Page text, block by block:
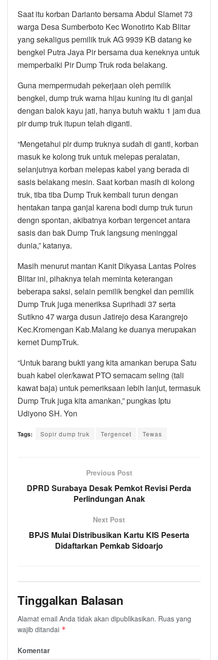
Saat itu korban Darianto bersama Abdul Slamet 73
warga Desa Sumberboto Kec Wonotirto Kab Blitar
yang sekaligus pemilik truk AG 9939 KB datang ke
bengkel Putra Jaya Pir bersama dua keneknya untuk
memperbaiki Pir Dump Truk roda belakang.
Guna mempermudah pekerjaan oleh pemilik
bengkel, dump truk warna hijau kuning itu di ganjal
dengan balok kayu jati, hanya butuh waktu 1 jam dua
pir dump truk itupun telah diganti.
“Mengetahui pir dump truknya sudah di ganti, korban
masuk ke kolong truk untuk melepas peralatan,
selanjutnya korban melepas kabel yang berada di
sasis belakang mesin. Saat korban masih di kolong
truk, tiba tiba Dump Truk kembali turun dengan
hentakan tanpa ganjal karena bodi dump truk turun
dengn spontan, akibatnya korban tergencet antara
sasis dan bak Dump Truk langsung meninggal
dunia,” katanya.
Masih menurut mantan Kanit Dikyasa Lantas Polres
Blitar ini, pihaknya telah meminta keterangan
beberapa saksi, selain pemilik bengkel dan pemilik
Dump Truk juga meneriksa Suprihadi 37 serta
Sutikno 47 warga dusun Jatirejo desa Karangrejo
Kec.Kromengan Kab.Malang ke duanya merupakan
kernet DumpTruk.
“Untuk barang bukti yang kita amankan berupa Satu
buah kabel oler/kawat PTO semacam seling (tali
kawat baja) untuk pemeriksaan lebih lanjut, termasuk
Dump Truk juga kita amankan,” pungkas Iptu
Udiyono SH. Yon
Tags: Sopir dump truk Tergencet Tewas
Previous Post
DPRD Surabaya Desak Pemkot Revisi Perda
Perlindungan Anak
Next Post
BPJS Mulai Distribusikan Kartu KIS Peserta
Didaftarkan Pemkab Sidoarjo
Tinggalkan Balasan
Alamat email Anda tidak akan dipublikasikan. Ruas yang
wajib ditandai *
Komentar